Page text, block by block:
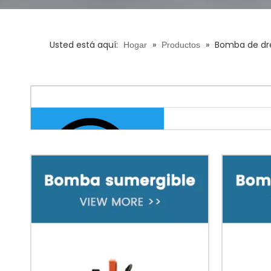
Usted está aquí: Hogar » Productos » Bomba de